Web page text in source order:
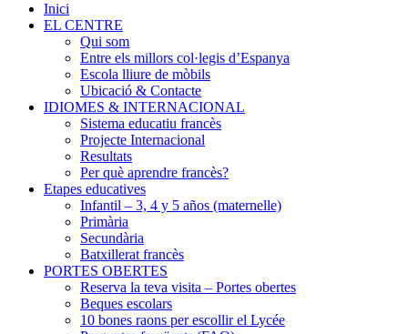
Inici
EL CENTRE
Qui som
Entre els millors col·legis d’Espanya
Escola lliure de mòbils
Ubicació & Contacte
IDIOMES & INTERNACIONAL
Sistema educatiu francès
Projecte Internacional
Resultats
Per què aprendre francès?
Etapes educatives
Infantil – 3, 4 y 5 años (maternelle)
Primària
Secundària
Batxillerat francès
PORTES OBERTES
Reserva la teva visita – Portes obertes
Beques escolars
10 bones raons per escollir el Lycée